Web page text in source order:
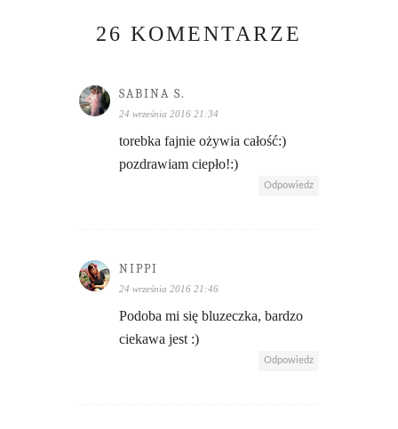
26 KOMENTARZE
SABINA S.
24 września 2016 21:34
torebka fajnie ożywia całość:)
pozdrawiam ciepło!:)
Odpowiedz
NIPPI
24 września 2016 21:46
Podoba mi się bluzeczka, bardzo
ciekawa jest :)
Odpowiedz